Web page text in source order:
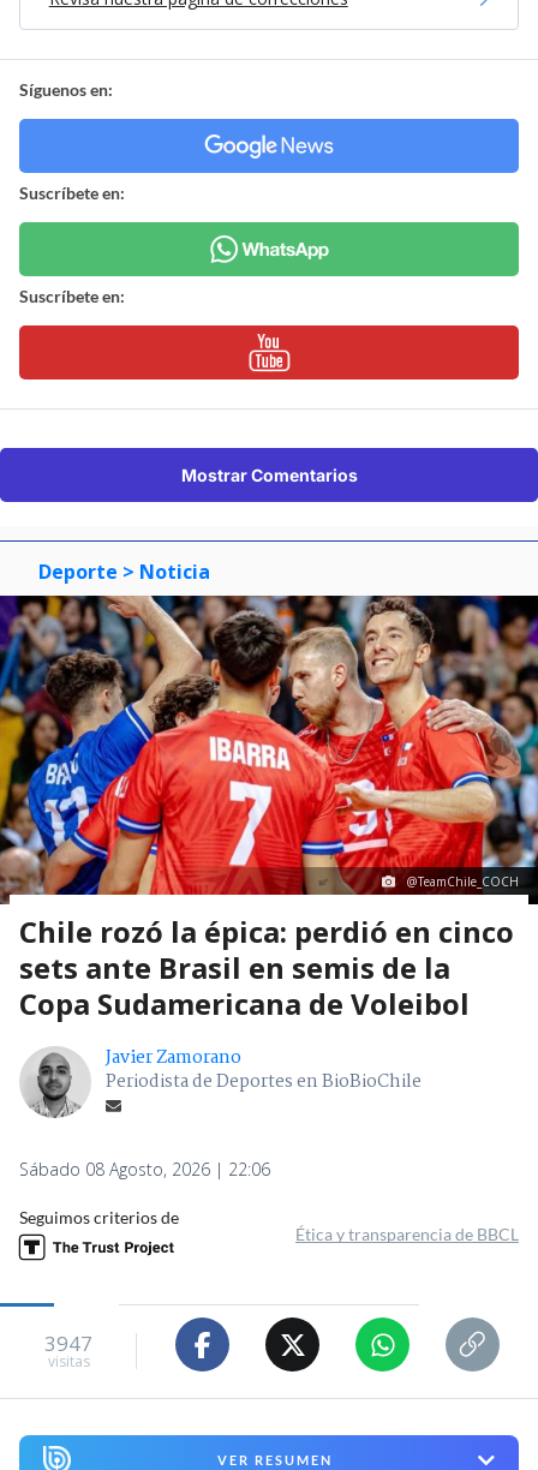
Síguenos en:
Suscríbete en:
Suscríbete en:
Mostrar Comentarios
Deporte > Noticia
@TeamChile_COCH
Chile rozó la épica: perdió en cinco
sets ante Brasil en semis de la
Copa Sudamericana de Voleibol
Javier Zamorano
Periodista de Deportes en BioBioChile
Sábado 08 Agosto, 2026 | 22:06
Seguimos criterios de
Ética y transparencia de BBCL
3947
visitas
VER RESUMEN